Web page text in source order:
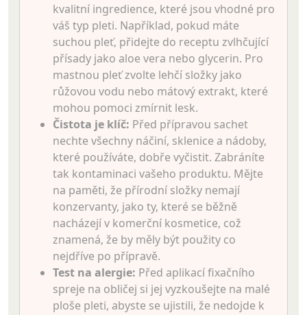
kvalitní ingredience, které jsou vhodné pro
váš typ pleti. Například, pokud máte
suchou pleť, přidejte do receptu zvlhčující
přísady jako aloe vera nebo glycerin. Pro
mastnou pleť zvolte lehčí složky jako
růžovou vodu nebo mátový extrakt, které
mohou pomoci zmírnit lesk.
Čistota je klíč: Před přípravou sachet
nechte všechny náčiní, sklenice a nádoby,
které používáte, dobře vyčistit. Zabráníte
tak kontaminaci vašeho produktu. Mějte
na paměti, že přírodní složky nemají
konzervanty, jako ty, které se běžně
nacházejí v komerční kosmetice, což
znamená, že by měly být použity co
nejdříve po přípravě.
Test na alergie: Před aplikací fixačního
spreje na obličej si jej vyzkoušejte na malé
ploše pleti, abyste se ujistili, že nedojde k